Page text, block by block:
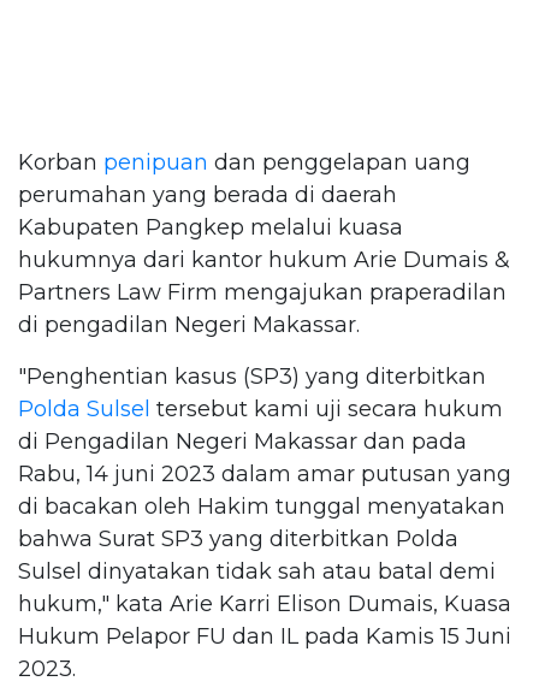
Korban penipuan dan penggelapan uang
perumahan yang berada di daerah
Kabupaten Pangkep melalui kuasa
hukumnya dari kantor hukum Arie Dumais &
Partners Law Firm mengajukan praperadilan
di pengadilan Negeri Makassar.
"Penghentian kasus (SP3) yang diterbitkan
Polda Sulsel tersebut kami uji secara hukum
di Pengadilan Negeri Makassar dan pada
Rabu, 14 juni 2023 dalam amar putusan yang
di bacakan oleh Hakim tunggal menyatakan
bahwa Surat SP3 yang diterbitkan Polda
Sulsel dinyatakan tidak sah atau batal demi
hukum," kata Arie Karri Elison Dumais, Kuasa
Hukum Pelapor FU dan IL pada Kamis 15 Juni
2023.